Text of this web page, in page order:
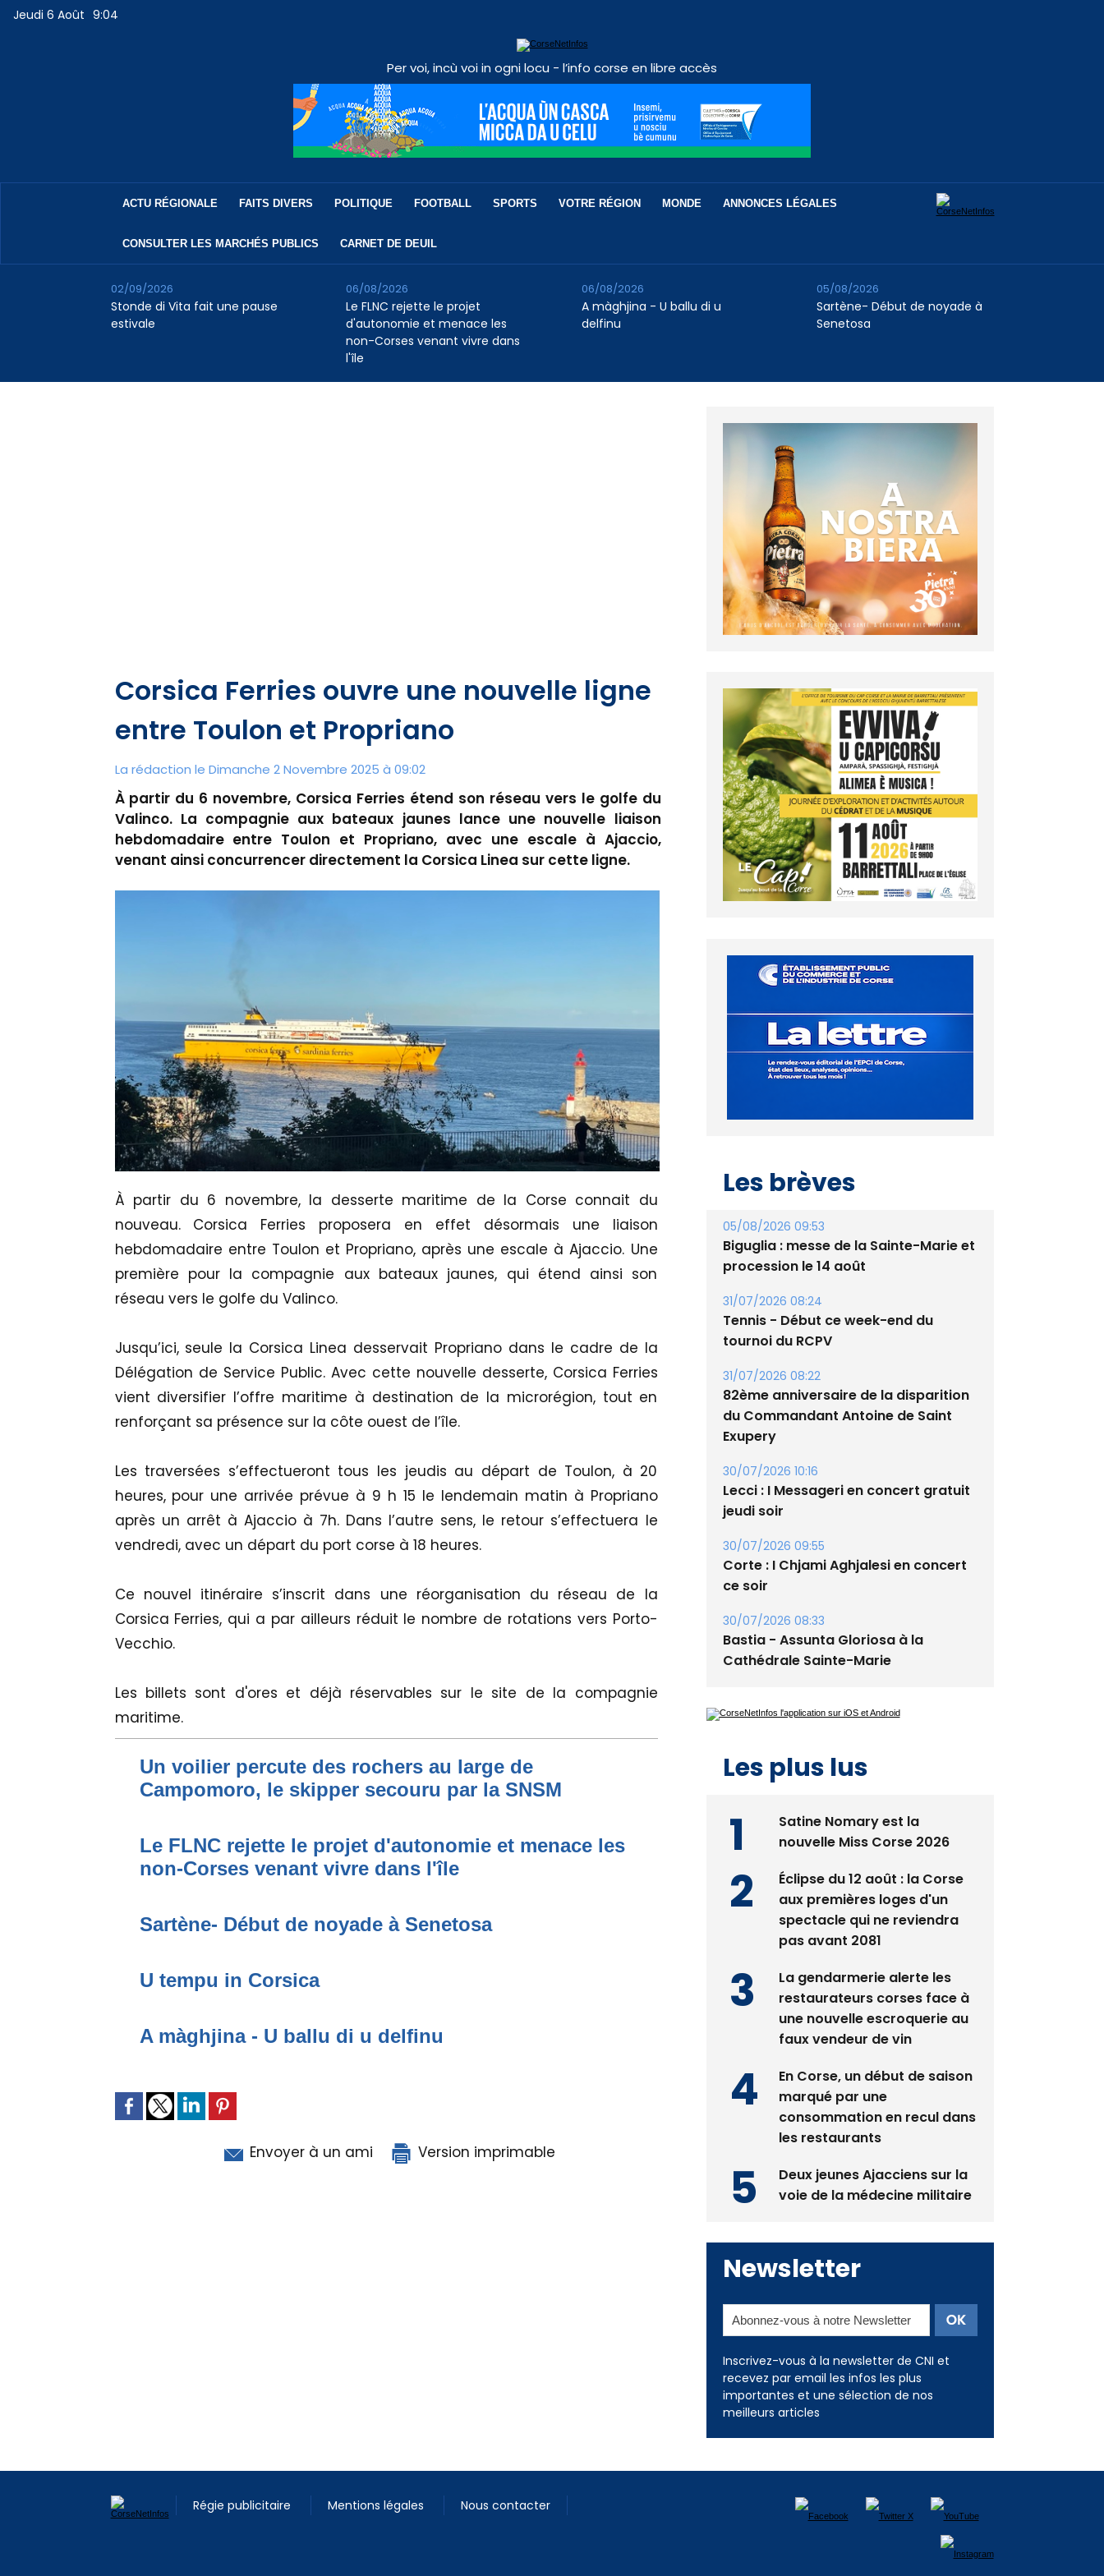
Jeudi 6 Août 9:04
Per voi, incù voi in ogni locu - l’info corse en libre accès
ACTU RÉGIONALE FAITS DIVERS POLITIQUE FOOTBALL SPORTS VOTRE RÉGION MONDE ANNONCES LÉGALES
CONSULTER LES MARCHÉS PUBLICS CARNET DE DEUIL
Stonde di Vita fait une pause
estivale
02/09/2026
Le FLNC rejette le projet
d'autonomie et menace les
non-Corses venant vivre dans
l'île
06/08/2026
A màghjina - U ballu di u
delfinu
06/08/2026
Sartène- Début de noyade à
Senetosa
05/08/2026
Corsica Ferries ouvre une nouvelle ligne
entre Toulon et Propriano
La rédaction le Dimanche 2 Novembre 2025 à 09:02
À partir du 6 novembre, Corsica Ferries étend son réseau vers le golfe du
Valinco. La compagnie aux bateaux jaunes lance une nouvelle liaison
hebdomadaire entre Toulon et Propriano, avec une escale à Ajaccio,
venant ainsi concurrencer directement la Corsica Linea sur cette ligne.
À partir du 6 novembre, la desserte maritime de la Corse connait du
nouveau. Corsica Ferries proposera en effet désormais une liaison
hebdomadaire entre Toulon et Propriano, après une escale à Ajaccio. Une
première pour la compagnie aux bateaux jaunes, qui étend ainsi son
réseau vers le golfe du Valinco.
Jusqu’ici, seule la Corsica Linea desservait Propriano dans le cadre de la
Délégation de Service Public. Avec cette nouvelle desserte, Corsica Ferries
vient diversifier l’offre maritime à destination de la microrégion, tout en
renforçant sa présence sur la côte ouest de l’île.
Les traversées s’effectueront tous les jeudis au départ de Toulon, à 20
heures, pour une arrivée prévue à 9 h 15 le lendemain matin à Propriano
après un arrêt à Ajaccio à 7h. Dans l’autre sens, le retour s’effectuera le
vendredi, avec un départ du port corse à 18 heures.
Ce nouvel itinéraire s’inscrit dans une réorganisation du réseau de la
Corsica Ferries, qui a par ailleurs réduit le nombre de rotations vers Porto-
Vecchio.
Les billets sont d'ores et déjà réservables sur le site de la compagnie
maritime.
Un voilier percute des rochers au large de
Campomoro, le skipper secouru par la SNSM
Le FLNC rejette le projet d'autonomie et menace les
non-Corses venant vivre dans l'île
Sartène- Début de noyade à Senetosa
U tempu in Corsica
A màghjina - U ballu di u delfinu
Envoyer à un ami Version imprimable
Les brèves
05/08/2026 09:53
Biguglia : messe de la Sainte-Marie et
procession le 14 août
31/07/2026 08:24
Tennis - Début ce week-end du
tournoi du RCPV
31/07/2026 08:22
82ème anniversaire de la disparition
du Commandant Antoine de Saint
Exupery
30/07/2026 10:16
Lecci : I Messageri en concert gratuit
jeudi soir
30/07/2026 09:55
Corte : I Chjami Aghjalesi en concert
ce soir
30/07/2026 08:33
Bastia - Assunta Gloriosa à la
Cathédrale Sainte-Marie
Les plus lus
Satine Nomary est la
nouvelle Miss Corse 2026
Éclipse du 12 août : la Corse
aux premières loges d'un
spectacle qui ne reviendra
pas avant 2081
La gendarmerie alerte les
restaurateurs corses face à
une nouvelle escroquerie au
faux vendeur de vin
En Corse, un début de saison
marqué par une
consommation en recul dans
les restaurants
Deux jeunes Ajacciens sur la
voie de la médecine militaire
Newsletter
Inscrivez-vous à la newsletter de CNI et
recevez par email les infos les plus
importantes et une sélection de nos
meilleurs articles
Régie publicitaire Mentions légales Nous contacter